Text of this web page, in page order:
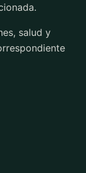
salud y